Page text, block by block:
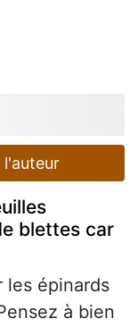
l'auteur
blettes car
les épinards
à bien